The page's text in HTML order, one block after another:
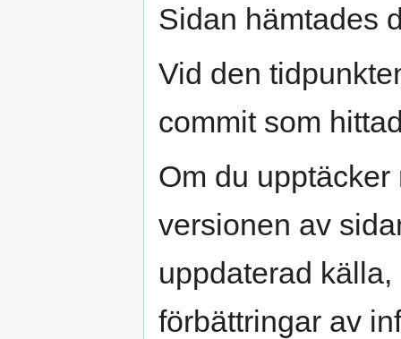
Sidan hämtades
Vid den
commit som
Om du
versionen av
uppdaterad
förbättringar av